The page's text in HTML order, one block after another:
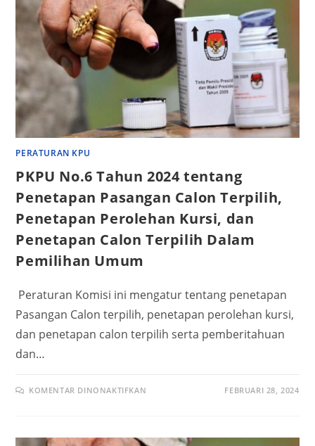
PERATURAN KPU
PKPU No.6 Tahun 2024 tentang
Penetapan Pasangan Calon Terpilih,
Penetapan Perolehan Kursi, dan
Penetapan Calon Terpilih Dalam
Pemilihan Umum
Peraturan Komisi ini mengatur tentang penetapan
Pasangan Calon terpilih, penetapan perolehan kursi,
dan penetapan calon terpilih serta pemberitahuan
dan…
KOMENTAR DINONAKTIFKAN FEBRUARI 28, 2024